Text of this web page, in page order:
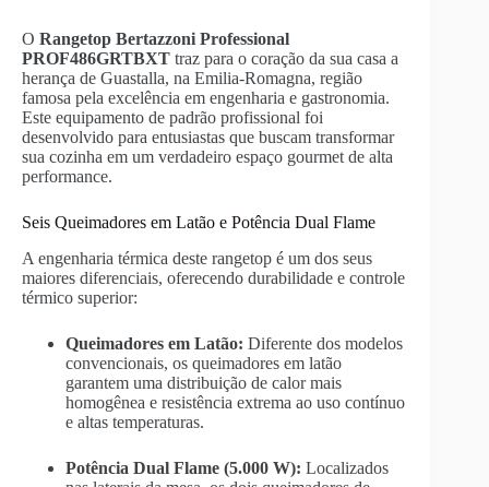
O Rangetop Bertazzoni Professional
PROF486GRTBXT traz para o coração da sua casa a
herança de Guastalla, na Emilia-Romagna, região
famosa pela excelência em engenharia e gastronomia.
Este equipamento de padrão profissional foi
desenvolvido para entusiastas que buscam transformar
sua cozinha em um verdadeiro espaço gourmet de alta
performance.
Seis Queimadores em Latão e Potência Dual Flame
A engenharia térmica deste rangetop é um dos seus
maiores diferenciais, oferecendo durabilidade e controle
térmico superior:
Queimadores em Latão: Diferente dos modelos
convencionais, os queimadores em latão
garantem uma distribuição de calor mais
homogênea e resistência extrema ao uso contínuo
e altas temperaturas.
Potência Dual Flame (5.000 W): Localizados